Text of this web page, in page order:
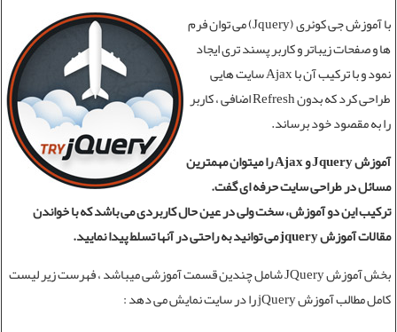
باآموزش جی کوئری
(Jquery) می توان فرم
ها و صفحات زیباتر و کاربر پسند تری ایجاد
نمود و با ترکیب آن با Ajax سایت هایی
طراحی کرد که بدون Refresh اضافی ، کاربر
را به مقصود خود برساند.
آموزش Jquery و Ajax را میتوان مهمترین
مسائل در طراحی سایت حرفه ای گفت.
ترکیب این دو آموزش، سخت ولی در عین حال کاربردی می باشد که با خواندن
مقالات آموزش jquery می توانید به راحتی در آنها تسلط پیدا نمایید.
بخشآموزش JQuery
شامل چندین قسمت آموزشی میباشد ، فهرست زیر لیست
کامل مطالب آموزش jQuery را در سایت نمایش می دهد :